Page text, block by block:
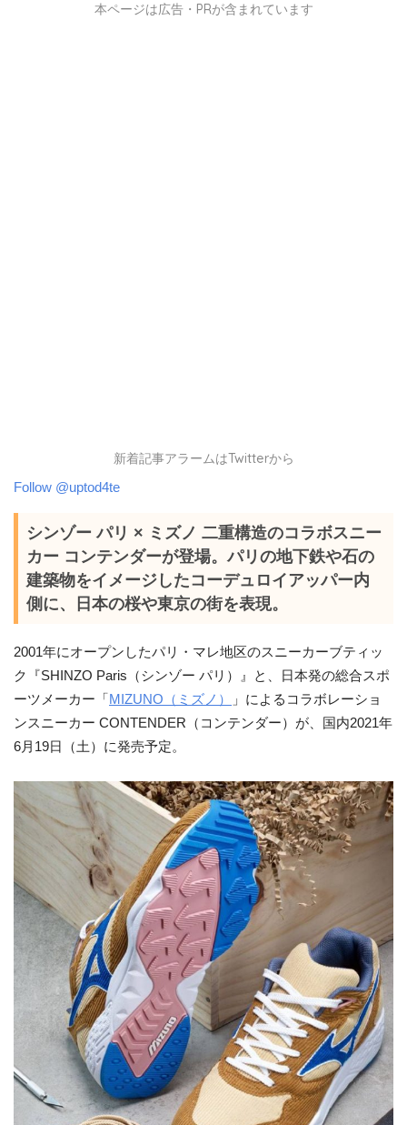
本ページは広告・PRが含まれています
新着記事アラームはTwitterから
Follow @uptod4te
シンゾー パリ × ミズノ 二重構造のコラボスニー
カー コンテンダーが登場。パリの地下鉄や石の
建築物をイメージしたコーデュロイアッパー内
側に、日本の桜や東京の街を表現。
2001年にオープンしたパリ・マレ地区のスニーカーブティッ
ク『SHINZO Paris（シンゾー パリ）』と、日本発の総合スポ
ーツメーカー「 MIZUNO（ミズノ）
」によるコラボレーショ
ンスニーカー CONTENDER（コンテンダー）が、国内2021年
6月19日（土）に発売予定。